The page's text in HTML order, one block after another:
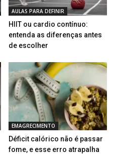
AULAS PARA DEFINIR
HIIT ou cardio contínuo:
entenda as diferenças antes
de escolher
EMAGRECIMENTO
Déficit calórico não é passar
fome, e esse erro atrapalha